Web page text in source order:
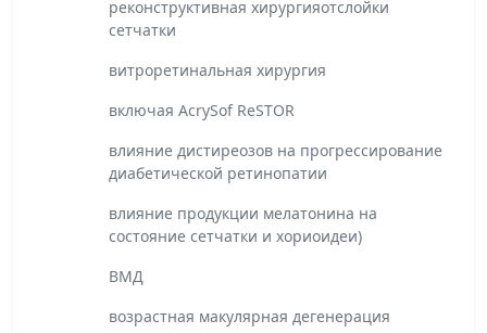
реконструктивная хирургияотслойки
сетчатки
витроретинальная хирургия
включая AcrySof ReSTOR
влияние дистиреозов на прогрессирование
диабетической ретинопатии
влияние продукции мелатонина на
состояние сетчатки и хориоидеи)
ВМД
возрастная макулярная дегенерация